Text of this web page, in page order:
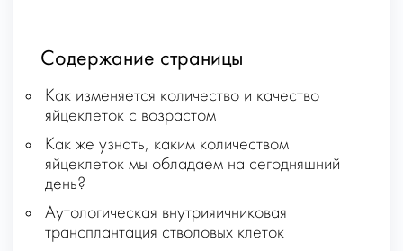
Содержание страницы
Как изменяется количество и качество
яйцеклеток с возрастом
Как же узнать, каким количеством
яйцеклеток мы обладаем на сегодняшний
день?
Аутологическая внутрияичниковая
трансплантация стволовых клеток